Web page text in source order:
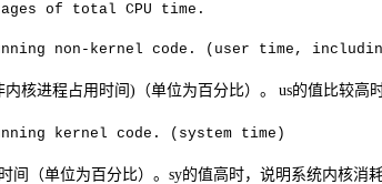
of total CPU time.
non-kernel code. (user time,
内核进程占用时间 ) （单位为百分比）。 us的值比较高
kernel code. (system time)
时间（单位为百分比）。 sy的值高时，说明系统内核消